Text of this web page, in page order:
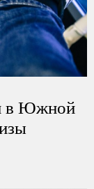
в Южной